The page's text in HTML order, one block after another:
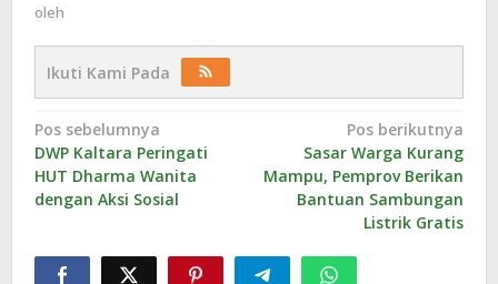
oleh
Ikuti Kami Pada
Navigasi
pos
Pos sebelumnya
DWP Kaltara Peringati
HUT Dharma Wanita
dengan Aksi Sosial
Pos berikutnya
Sasar Warga Kurang
Mampu, Pemprov Berikan
Bantuan Sambungan
Listrik Gratis